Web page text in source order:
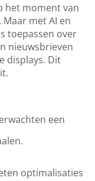
het moment van
met AI en
toepassen over
nieuwsbrieven
displays. Dit
een
optimalisaties